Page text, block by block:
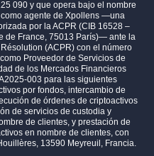
090 y que opera bajo el nombre
agente de Xpollens —una
por la ACPR (CIB 16528 –
de France, 75013 París)— ante la
(ACPR) con el número
Proveedor de Servicios de
de los Mercados Financieros
003 para las siguientes
por fondos, intercambio de
de órdenes de criptoactivos
de servicios de custodia y
de clientes, y prestación de
en nombre de clientes, con
13590 Meyreuil, Francia.